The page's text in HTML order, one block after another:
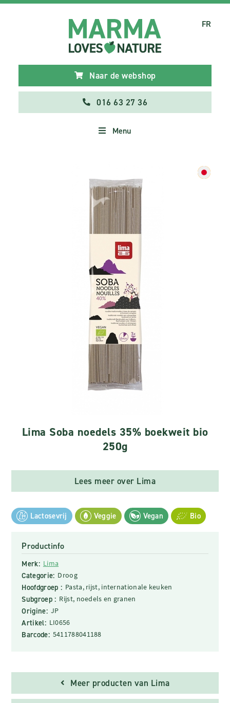
Naar de webshop
016 63 27 36
Menu
FR
Lima Soba noedels 35% boekweit bio
250g
Lees meer over Lima
Lactosevrij Veggie Vegan Bio
Productinfo
Merk: Lima
Categorie: Droog
Hoofdgroep : Pasta, rijst, internationale keuken
Subgroep : Rijst, noedels en granen
Origine: JP
Artikel: LI0656
Barcode: 5411788041188
Meer producten van Lima